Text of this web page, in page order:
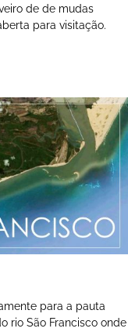
de de mudas
para visitação.
para a pauta
rio São Francisco onde